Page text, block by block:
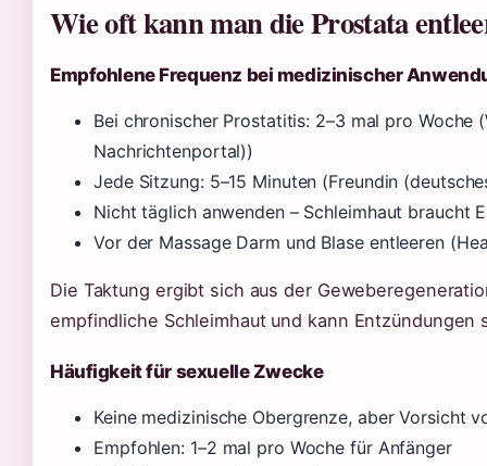
Wie oft kann man die Prostata
Empfohlene Frequenz bei medizinischer
Bei chronischer Prostatitis: 2–3 mal pro Woche
Nachrichtenportal))
Jede Sitzung: 5–15 Minuten (Freundin
Nicht täglich anwenden – Schleimhaut braucht
Vor der Massage Darm und Blase entleeren
Die Taktung ergibt sich aus der
empfindliche Schleimhaut und kann Entzündungen
Häufigkeit für sexuelle Zwecke
Keine medizinische Obergrenze, aber Vorsicht
Empfohlen: 1–2 mal pro Woche für Anfänger